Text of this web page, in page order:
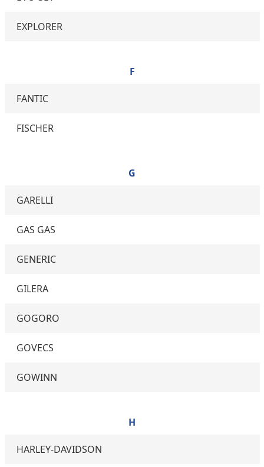
EXPLORER
F
FANTIC
FISCHER
G
GARELLI
GAS GAS
GENERIC
GILERA
GOGORO
GOVECS
GOWINN
H
HARLEY-DAVIDSON